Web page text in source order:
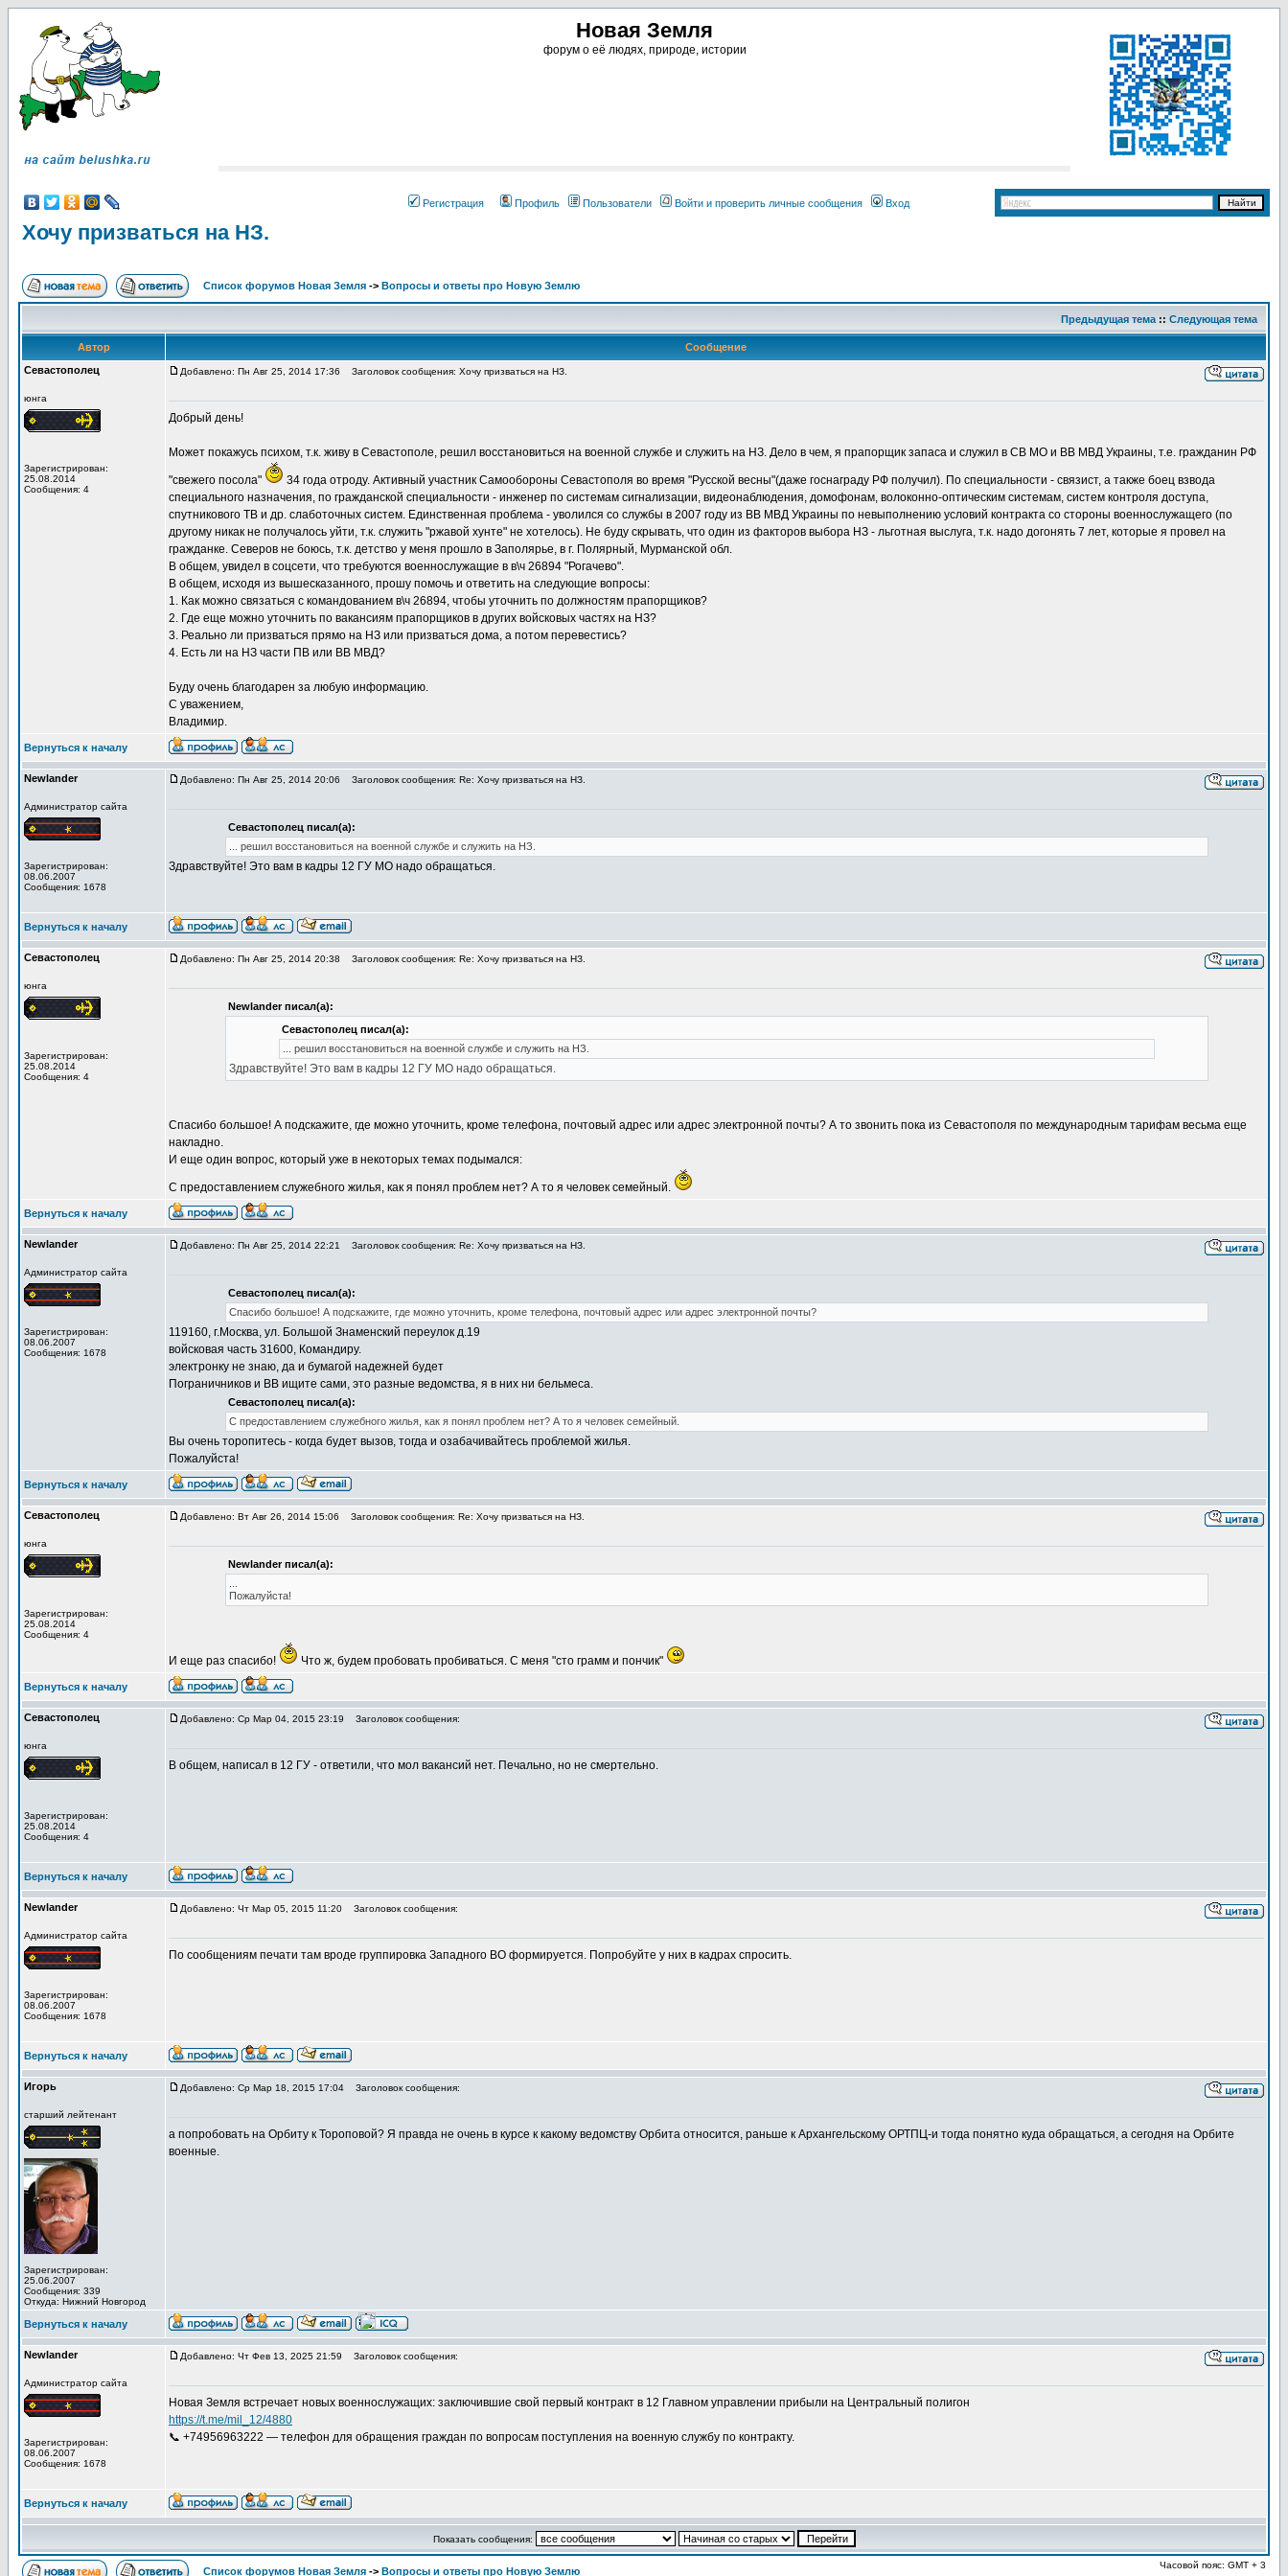
Новая Земля
форум о её людях, природе, истории
Регистрация Профиль Пользователи Войти и проверить личные сообщения Вход
Хочу призваться на НЗ.
Список форумов Новая Земля -> Вопросы и ответы про Новую Землю
Предыдущая тема :: Следующая тема
Автор
Сообщение
Севастополец
юнга
Зарегистрирован:
25.08.2014
Сообщения: 4
Добавлено: Пн Авг 25, 2014 17:36 Заголовок сообщения: Хочу призваться на НЗ.
Добрый день!
Может покажусь психом, т.к. живу в Севастополе, решил восстановиться на военной службе и служить на НЗ. Дело в чем, я прапорщик запаса и служил в СВ МО и ВВ МВД Украины, т.е. гражданин РФ
"свежего посола"
34 года отроду. Активный участник Самообороны Севастополя во время "Русской весны"(даже госнаграду РФ получил). По специальности - связист, а также боец взвода
специального назначения, по гражданской специальности - инженер по системам сигнализации, видеонаблюдения, домофонам, волоконно-оптическим системам, систем контроля доступа,
спутникового ТВ и др. слаботочных систем. Единственная проблема - уволился со службы в 2007 году из ВВ МВД Украины по невыполнению условий контракта со стороны военнослужащего (по
другому никак не получалось уйти, т.к. служить "ржавой хунте" не хотелось). Не буду скрывать, что один из факторов выбора НЗ - льготная выслуга, т.к. надо догонять 7 лет, которые я провел на
гражданке. Северов не боюсь, т.к. детство у меня прошло в Заполярье, в г. Полярный, Мурманской обл.
В общем, увидел в соцсети, что требуются военнослужащие в в\ч 26894 "Рогачево".
В общем, исходя из вышесказанного, прошу помочь и ответить на следующие вопросы:
1. Как можно связаться с командованием в\ч 26894, чтобы уточнить по должностям прапорщиков?
2. Где еще можно уточнить по вакансиям прапорщиков в других войсковых частях на НЗ?
3. Реально ли призваться прямо на НЗ или призваться дома, а потом перевестись?
4. Есть ли на НЗ части ПВ или ВВ МВД?
Буду очень благодарен за любую информацию.
С уважением,
Владимир.
Вернуться к началу
Newlander
Администратор сайта
Зарегистрирован:
08.06.2007
Сообщения: 1678
Добавлено: Пн Авг 25, 2014 20:06 Заголовок сообщения: Re: Хочу призваться на НЗ.
Севастополец писал(а):
... решил восстановиться на военной службе и служить на НЗ.
Здравствуйте! Это вам в кадры 12 ГУ МО надо обращаться.
Вернуться к началу
Севастополец
юнга
Зарегистрирован:
25.08.2014
Сообщения: 4
Добавлено: Пн Авг 25, 2014 20:38 Заголовок сообщения: Re: Хочу призваться на НЗ.
Newlander писал(а):
Севастополец писал(а):
... решил восстановиться на военной службе и служить на НЗ.
Здравствуйте! Это вам в кадры 12 ГУ МО надо обращаться.
Спасибо большое! А подскажите, где можно уточнить, кроме телефона, почтовый адрес или адрес электронной почты? А то звонить пока из Севастополя по международным тарифам весьма еще
накладно.
И еще один вопрос, который уже в некоторых темах подымался:
С предоставлением служебного жилья, как я понял проблем нет? А то я человек семейный.
Вернуться к началу
Newlander
Администратор сайта
Зарегистрирован:
08.06.2007
Сообщения: 1678
Добавлено: Пн Авг 25, 2014 22:21 Заголовок сообщения: Re: Хочу призваться на НЗ.
Севастополец писал(а):
Спасибо большое! А подскажите, где можно уточнить, кроме телефона, почтовый адрес или адрес электронной почты?
119160, г.Москва, ул. Большой Знаменский переулок д.19
войсковая часть 31600, Командиру.
электронку не знаю, да и бумагой надежней будет
Пограничников и ВВ ищите сами, это разные ведомства, я в них ни бельмеса.
Севастополец писал(а):
С предоставлением служебного жилья, как я понял проблем нет? А то я человек семейный.
Вы очень торопитесь - когда будет вызов, тогда и озабачивайтесь проблемой жилья.
Пожалуйста!
Вернуться к началу
Севастополец
юнга
Зарегистрирован:
25.08.2014
Сообщения: 4
Добавлено: Вт Авг 26, 2014 15:06 Заголовок сообщения: Re: Хочу призваться на НЗ.
Newlander писал(а):
Пожалуйста!
И еще раз спасибо! Что ж, будем пробовать пробиваться. С меня "сто грамм и пончик"
Вернуться к началу
Севастополец
юнга
Зарегистрирован:
25.08.2014
Сообщения: 4
Добавлено: Ср Мар 04, 2015 23:19 Заголовок сообщения:
В общем, написал в 12 ГУ - ответили, что мол вакансий нет. Печально, но не смертельно.
Вернуться к началу
Newlander
Администратор сайта
Зарегистрирован:
08.06.2007
Сообщения: 1678
Добавлено: Чт Мар 05, 2015 11:20 Заголовок сообщения:
По сообщениям печати там вроде группировка Западного ВО формируется. Попробуйте у них в кадрах спросить.
Вернуться к началу
Игорь
старший лейтенант
Зарегистрирован:
25.06.2007
Сообщения: 339
Откуда: Нижний Новгород
Добавлено: Ср Мар 18, 2015 17:04 Заголовок сообщения:
а попробовать на Орбиту к Тороповой? Я правда не очень в курсе к какому ведомству Орбита относится, раньше к Архангельскому ОРТПЦ-и тогда понятно куда обращаться, а сегодня на Орбите
военные.
Вернуться к началу
Newlander
Администратор сайта
Зарегистрирован:
08.06.2007
Сообщения: 1678
Добавлено: Чт Фев 13, 2025 21:59 Заголовок сообщения:
Новая Земля встречает новых военнослужащих: заключившие свой первый контракт в 12 Главном управлении прибыли на Центральный полигон
https://t.me/mil_12/4880
📞 +74956963222 — телефон для обращения граждан по вопросам поступления на военную службу по контракту.
Вернуться к началу
Показать сообщения:
Список форумов Новая Земля -> Вопросы и ответы про Новую Землю
Часовой пояс: GMT + 3